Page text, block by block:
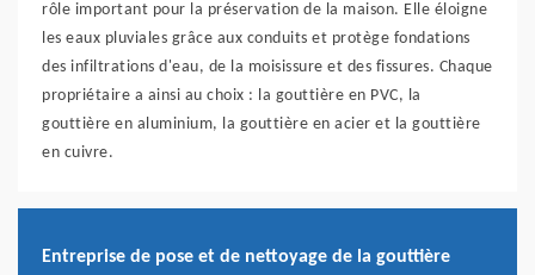
rôle important pour la préservation de la maison. Elle éloigne
les eaux pluviales grâce aux conduits et protège fondations
des infiltrations d'eau, de la moisissure et des fissures. Chaque
propriétaire a ainsi au choix : la gouttière en PVC, la
gouttière en aluminium, la gouttière en acier et la gouttière
en cuivre.
Entreprise de pose et de nettoyage de la gouttière